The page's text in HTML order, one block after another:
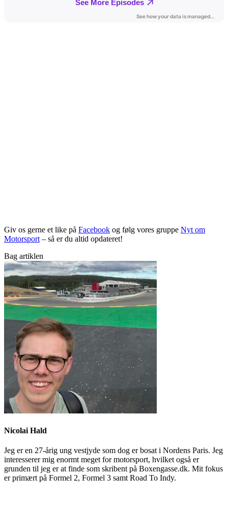
Giv os gerne et like på Facebook og følg vores gruppe Nyt om
Motorsport – så er du altid opdateret!
Bag artiklen
Nicolai Hald
Jeg er en 27-årig ung vestjyde som dog er bosat i Nordens Paris. Jeg
interesserer mig enormt meget for motorsport, hvilket også er
grunden til jeg er at finde som skribent på Boxengasse.dk. Mit fokus
er primært på Formel 2, Formel 3 samt Road To Indy.